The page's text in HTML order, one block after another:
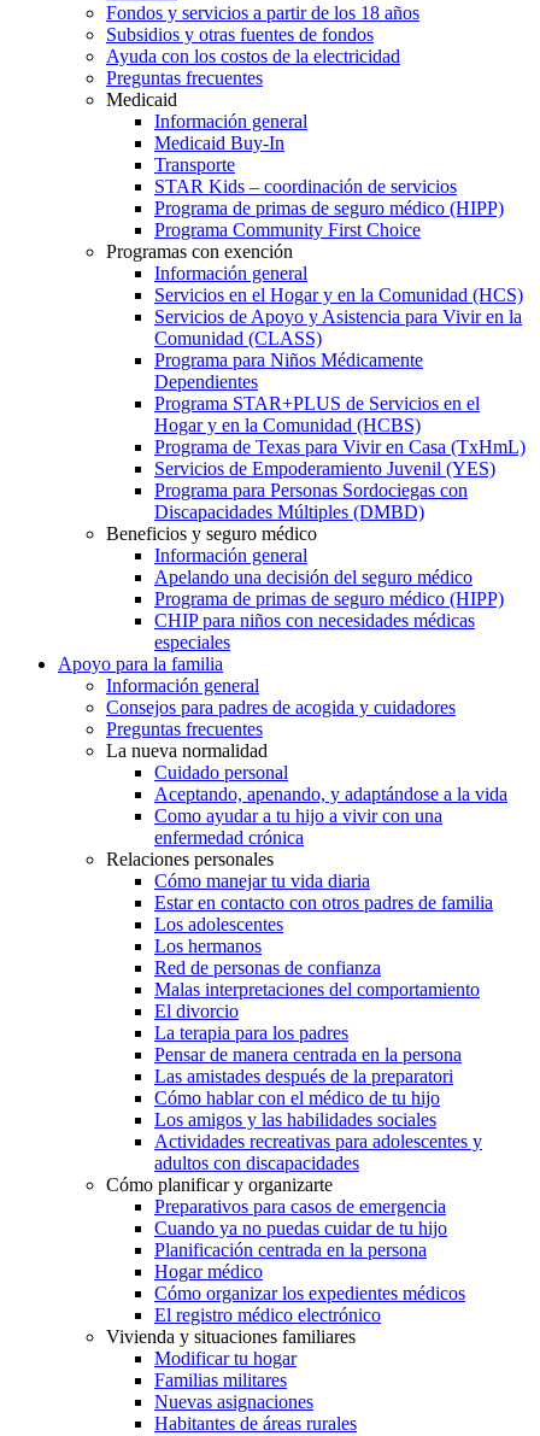
Fondos y servicios a partir de los 18 años
Subsidios y otras fuentes de fondos
Ayuda con los costos de la electricidad
Preguntas frecuentes
Medicaid
Información general
Medicaid Buy-In
Transporte
STAR Kids – coordinación de servicios
Programa de primas de seguro médico (HIPP)
Programa Community First Choice
Programas con exención
Información general
Servicios en el Hogar y en la Comunidad (HCS)
Servicios de Apoyo y Asistencia para Vivir en la
Comunidad (CLASS)
Programa para Niños Médicamente
Dependientes
Programa STAR+PLUS de Servicios en el
Hogar y en la Comunidad (HCBS)
Programa de Texas para Vivir en Casa (TxHmL)
Servicios de Empoderamiento Juvenil (YES)
Programa para Personas Sordociegas con
Discapacidades Múltiples (DMBD)
Beneficios y seguro médico
Información general
Apelando una decisión del seguro médico
Programa de primas de seguro médico (HIPP)
CHIP para niños con necesidades médicas
especiales
Apoyo para la familia
Información general
Consejos para padres de acogida y cuidadores
Preguntas frecuentes
La nueva normalidad
Cuidado personal
Aceptando, apenando, y adaptándose a la vida
Como ayudar a tu hijo a vivir con una
enfermedad crónica
Relaciones personales
Cómo manejar tu vida diaria
Estar en contacto con otros padres de familia
Los adolescentes
Los hermanos
Red de personas de confianza
Malas interpretaciones del comportamiento
El divorcio
La terapia para los padres
Pensar de manera centrada en la persona
Las amistades después de la preparatori
Cómo hablar con el médico de tu hijo
Los amigos y las habilidades sociales
Actividades recreativas para adolescentes y
adultos con discapacidades
Cómo planificar y organizarte
Preparativos para casos de emergencia
Cuando ya no puedas cuidar de tu hijo
Planificación centrada en la persona
Hogar médico
Cómo organizar los expedientes médicos
El registro médico electrónico
Vivienda y situaciones familiares
Modificar tu hogar
Familias militares
Nuevas asignaciones
Habitantes de áreas rurales